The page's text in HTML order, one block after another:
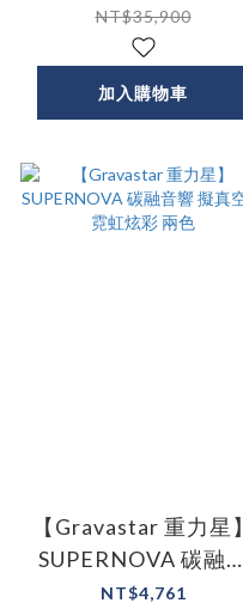
能) 兩色
NT$35,900
加入購物車
【Gravastar 重力星】
SUPERNOVA 碳融音
響 擬真空管霓虹炫彩
NT$4,761